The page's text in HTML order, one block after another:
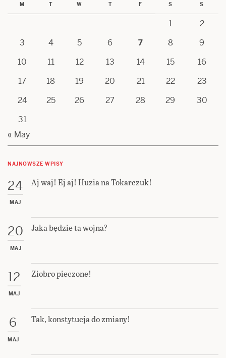
M T W T F S S
1
2
3
4 5 6 7 8
9
10
11 12 13 14 15
16
17
18 19 20 21 22
23
24
25 26 27 28 29
30
31
« May
NAJNOWSZE WPISY
24
MAJ
Aj waj! Ej aj! Huzia na Tokarczuk!
20
MAJ
Jaka będzie ta wojna?
12
MAJ
Ziobro pieczone!
6
MAJ
Tak, konstytucja do zmiany!